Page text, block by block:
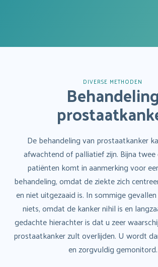
DIVERSE METHODEN
Behandeling
De behandeling van prostaatkanker
afwachtend of palliatief zijn. Bijna
patiënten komt in aanmerking voor
behandeling, omdat de ziekte zich
en niet uitgezaaid is. In sommige
niets, omdat de kanker nihil is en
gedachte hierachter is dat u zeer
prostaatkanker zult overlijden. U wordt
en zorgvuldig gemonitord.